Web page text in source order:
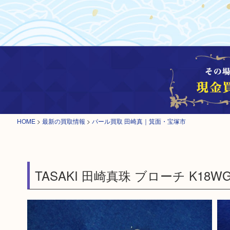
HOME > 最新の買取情報 > パール買取 田崎真｜箕面・宝塚市
TASAKI 田崎真珠 ブローチ